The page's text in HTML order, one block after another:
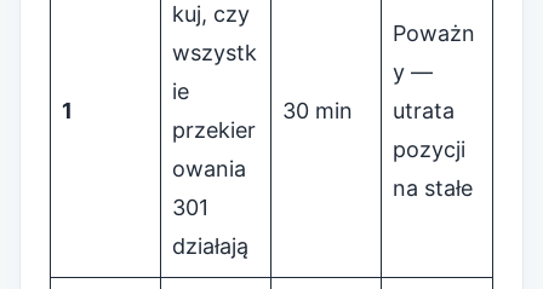
1
kuj, czy
wszystk
ie
przekier
owania
301
działają
30 min
Poważn
y —
utrata
pozycji
na stałe